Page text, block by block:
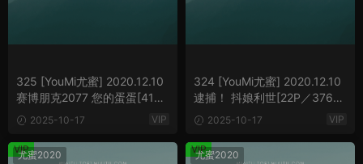
325 [YouMi尤蜜] 2020.12.10
赛博朋克2077 您的蛋蛋[41P
／715MB]
2025-10-17 VIP
324 [YouMi尤蜜] 2020.12.10
逮捕！ 抖娘利世[22P／376M
B] 2025-10-17 VIP
尤蜜2020
VIP 尤蜜2020
VIP